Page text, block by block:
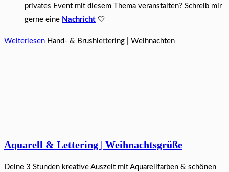
privates Event mit diesem Thema veranstalten? Schreib mir
gerne eine Nachricht 🤍
Weiterlesen Hand- & Brushlettering | Weihnachten
Aquarell & Lettering | Weihnachtsgrüße​
Deine 3 Stunden kreative Auszeit mit Aquarellfarben & schönen